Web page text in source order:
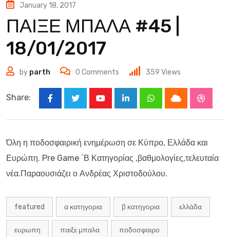
January 18, 2017
ΠΑΙΞΕ ΜΠΑΛΑ #45 |
18/01/2017
by parth 0 Comments 359 Views
Share:
LinkedInWhatsappCloud
Όλη η ποδοσφαιρική ενημέρωση σε Κύπρο, Ελλάδα και
Ευρώπη. Pre Game ΄Β Κατηγορίας ,βαθμολογίες,τελευταία
νέα.Παραουσιάζει ο Ανδρέας Χριστοδούλου.
featured α κατηγορια β κατηγορια ελλάδα
ευρωπη παιξε μπαλα ποδοσφαιρο